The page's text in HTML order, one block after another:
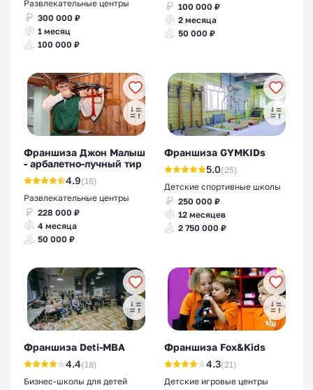
Развлекательные центры
300 000 ₽
1 месяц
100 000 ₽
100 000 ₽
2 месяца
50 000 ₽
Франшиза Джон Малыш
- арбалетно-лучный тир
4.9(16)
Развлекательные центры
228 000 ₽
4 месяца
50 000 ₽
Франшиза GYMKIDs
5.0(25)
Детские спортивные школы
250 000 ₽
12 месяцев
2 750 000 ₽
Франшиза Deti-MBA
4.4(18)
Бизнес-школы для детей
Франшиза Fox&Kids
4.3(21)
Детские игровые центры